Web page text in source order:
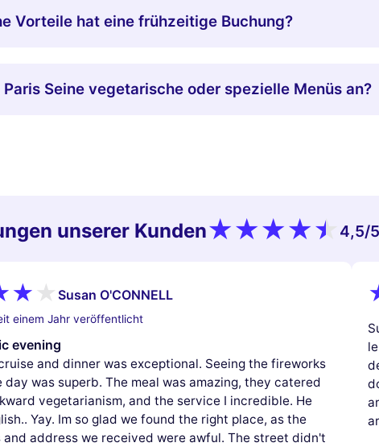
Vorteile hat eine frühzeitige Buchung?
Seine vegetarische oder spezielle Menüs an?
unserer Kunden 4,5/5
Susan O'CONNELL
einem Jahr veröffentlicht
evening
and dinner was exceptional. Seeing the fireworks
day was superb. The meal was amazing, they catered
vegetarianism, and the service I incredible. He
Yay. Im so glad we found the right place, as the
address we received were awful. The street didn't